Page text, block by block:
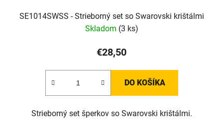
SE1014SWSS - Strieborný set so Swarovski krištálmi
Skladom (3 ks)
€28,50
DO KOŠÍKA
Strieborný set šperkov so Swarovski krištálmi.